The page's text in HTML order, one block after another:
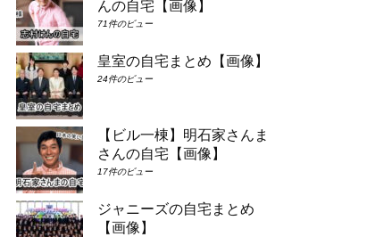
んの自宅【画像】
71件のビュー
皇室の自宅まとめ【画像】
24件のビュー
【ビル一棟】明石家さんま
さんの自宅【画像】
17件のビュー
ジャニーズの自宅まとめ
【画像】